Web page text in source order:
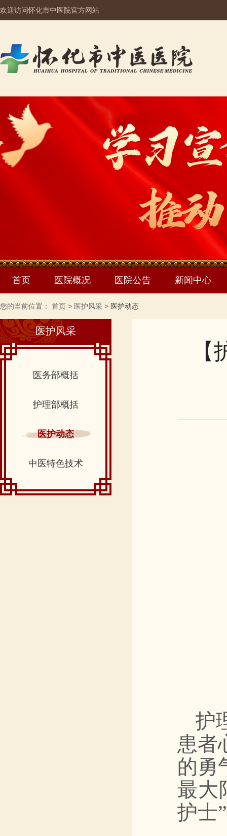
欢迎访问怀化市中医院官方网站
首页 医院概况 医院公告 新闻中心
您的当前位置： 首页 > 医护风采 > 医护动态
医护风采
医务部概括
护理部概括
医护动态
中医特色技术
护
患者
的勇
最大
护士